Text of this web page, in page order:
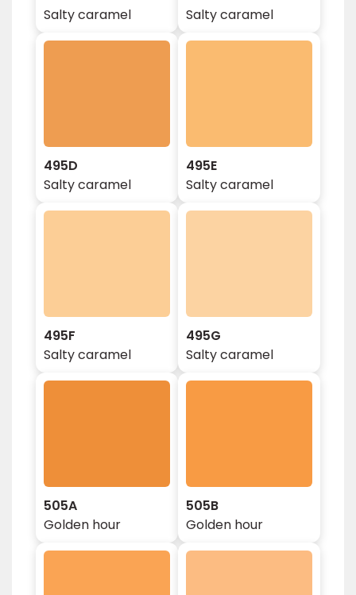
Salty caramel
Salty caramel
495D
Salty caramel
495E
Salty caramel
495F
Salty caramel
495G
Salty caramel
505A
Golden hour
505B
Golden hour